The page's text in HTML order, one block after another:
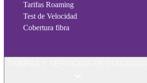
Tarifas Roaming
Test de Velocidad
Cobertura fibra